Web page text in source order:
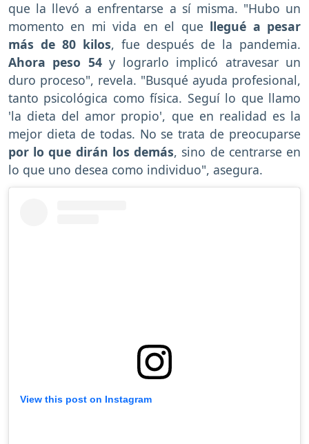
que la llevó a enfrentarse a sí misma. "Hubo un
momento en mi vida en el que llegué a pesar
más de 80 kilos, fue después de la pandemia.
Ahora peso 54y lograrlo implicó atravesar un
duro proceso", revela. "Busqué ayuda profesional,
tanto psicológica como física. Seguí lo que llamo
'la dieta del amor propio', que en realidad es la
mejor dieta de todas. No se trata de preocuparse
por lo que dirán los demás, sino de centrarse en
lo que uno desea como individuo", asegura.
View this post on Instagram